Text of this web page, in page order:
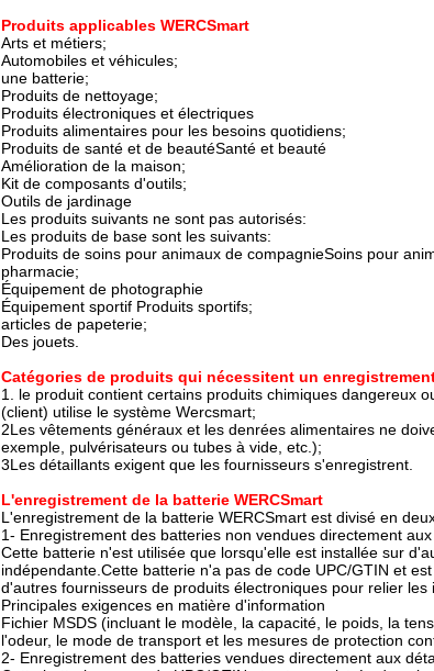
Produits applicables WERCSmart
Arts et métiers;
Automobiles et véhicules;
une batterie;
Produits de nettoyage;
Produits électroniques et électriques
Produits alimentaires pour les besoins quotidiens;
Produits de santé et de beautéSanté et beauté
Amélioration de la maison;
Kit de composants d'outils;
Outils de jardinage
Les produits suivants ne sont pas autorisés:
Les produits de base sont les suivants:
Produits de soins pour animaux de compagnieSoins pour
pharmacie;
Équipement de photographie
Équipement sportif Produits sportifs;
articles de papeterie;
Des jouets.
Catégories de produits qui nécessitent un enregistrement
1. le produit contient certains produits chimiques dangereux
(client) utilise le système Wercsmart;
2Les vêtements généraux et les denrées alimentaires ne
exemple, pulvérisateurs ou tubes à vide, etc.);
3Les détaillants exigent que les fournisseurs s'enregistrent.
L'enregistrement de la batterie WERCSmart
L'enregistrement de la batterie WERCSmart est divisé en
1- Enregistrement des batteries non vendues directement
Cette batterie n'est utilisée que lorsqu'elle est installée sur
indépendante.Cette batterie n'a pas de code UPC/GTIN et
d'autres fournisseurs de produits électroniques pour relier
Principales exigences en matière d'information
Fichier MSDS (incluant le modèle, la capacité, le poids, la
l'odeur, le mode de transport et les mesures de protection
2- Enregistrement des batteries vendues directement aux